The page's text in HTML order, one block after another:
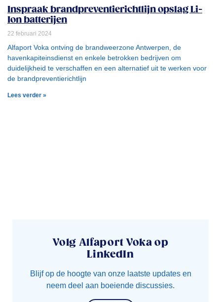
Inspraak brandpreventierichtlijn opslag Li-
Ion batterijen
22 februari 2024
Alfaport Voka ontving de brandweerzone Antwerpen, de
havenkapiteinsdienst en enkele betrokken bedrijven om
duidelijkheid te verschaffen en een alternatief uit te werken voor
de brandpreventierichtlijn
Lees verder »
Volg Alfaport Voka op
LinkedIn
Blijf op de hoogte van onze laatste updates en
neem deel aan boeiende discussies.